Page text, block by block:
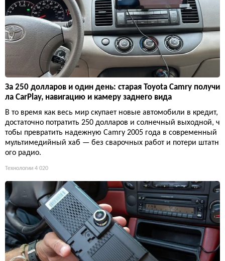
За 250 долларов и один день: старая Toyota Camry получи
ла CarPlay, навигацию и камеру заднего вида
В то время как весь мир скупает новые автомобили в кредит,
достаточно потратить 250 долларов и солнечный выходной, ч
тобы превратить надежную Camry 2005 года в современный
мультимедийный хаб — без сварочных работ и потери штатн
ого радио.
Технологии 4 020